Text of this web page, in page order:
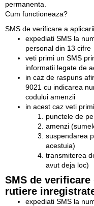
permanenta.
Cum functioneaza?
SMS de verificare a
expediati SMS la
personal din 13 cifre
veti primi un SMS
informatii legate de
in caz de raspuns
9021 cu indicarea
codului amenzii
in acest caz veti
punctele de
amenzi
suspendarea
acestuia)
transmiterea
avut deja loc)
SMS de
rutiere
expediati SMS la